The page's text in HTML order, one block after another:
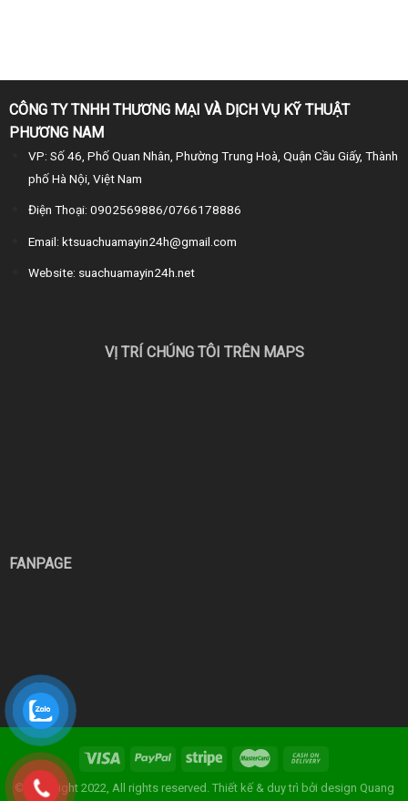
CÔNG TY TNHH THƯƠNG MẠI VÀ DỊCH VỤ KỸ THUẬT
PHƯƠNG NAM
VP: Số 46, Phố Quan Nhân, Phường Trung Hoà, Quận Cầu Giấy, Thành
phố Hà Nội, Việt Nam
Điện Thoại: 0902569886/0766178886
Email: ktsuachuamayin24h@gmail.com
Website: suachuamayin24h.net
VỊ TRÍ CHÚNG TÔI TRÊN MAPS
FANPAGE
© Copyright 2022, All rights reserved. Thiết kế & duy trì bởi design Quang